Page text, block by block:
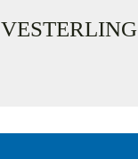
VESTERLING